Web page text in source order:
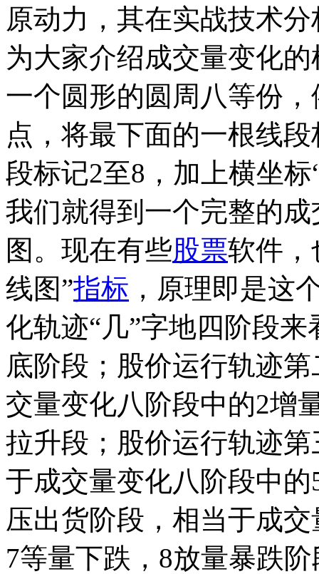
原动力，其在实战技术
为大家介绍成交量变
一个圆形的圆周八等份
点，将最下面的一根线
段标记2至8，加上横坐
我们就得到一个完整的
图。现在有些股票软件，
线图”指标 ，原理即是这
化轨迹“几”字地四阶段
底阶段；股价运行轨迹
交量变化八阶段中的2增
拉升段；股价运行轨迹
于成交量变化八阶段中
压出货阶段，相当于成
7等量下跌，8放量暴跌